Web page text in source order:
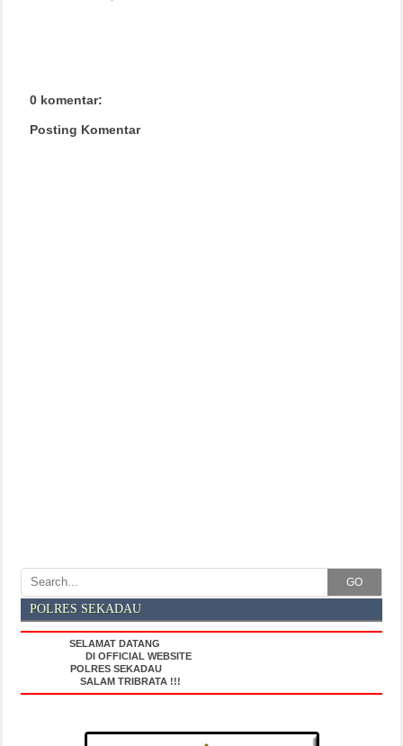
0 komentar:
Posting Komentar
GO
POLRES SEKADAU
SELAMAT DATANG
DI OFFICIAL WEBSITE
POLRES SEKADAU
SALAM TRIBRATA !!!